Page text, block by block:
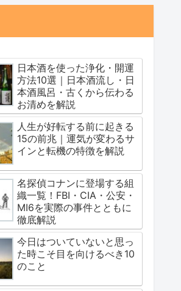
日本酒を使った浄化・開運
方法10選｜日本酒流し・日
本酒風呂・古くから伝わる
お清めを解説
人生が好転する前に起きる
15の前兆｜運気が変わるサ
インと転機の特徴を解説
名探偵コナンに登場する組
織一覧！FBI・CIA・公安・
MI6を実際の事件とともに
徹底解説
今日はついていないと思っ
た時こそ目を向けるべき10
のこと